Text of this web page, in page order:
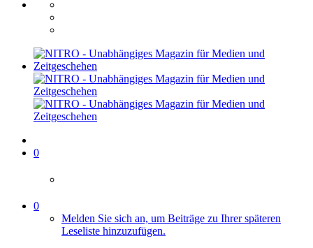
0
0
Melden Sie sich an, um Beiträge zu Ihrer späteren
Leseliste hinzuzufügen.